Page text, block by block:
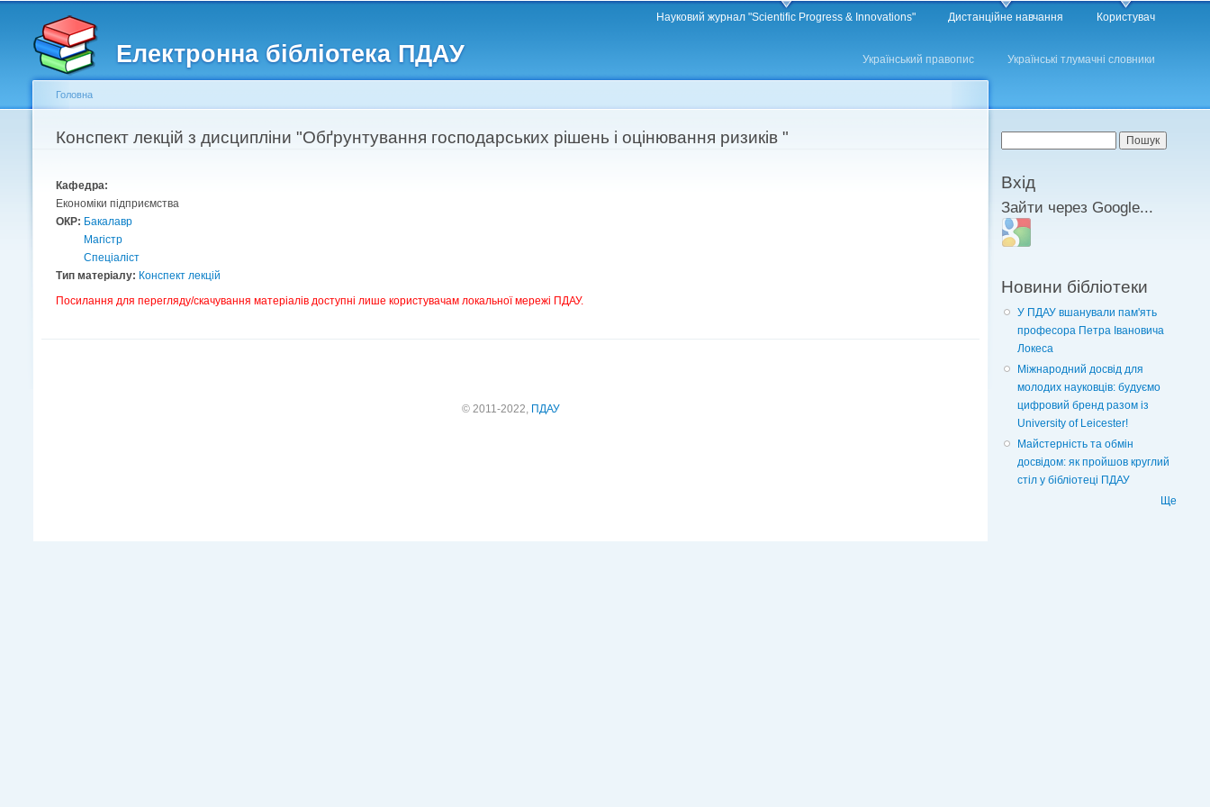
Електронна бібліотека ПДАУ
Головне меню Науковий журнал "Scientific Progress & Innovations" Дистанційне навчання Користувач
Другорядне меню
Український правопис Українські тлумачні словники
Ви є тут
Головна
Конспект лекцій з дисципліни "Обґрунтування господарських рішень і оцінювання ризиків "
Кафедра:
Економіки підприємства
ОКР: Бакалавр
Магістр
Спеціаліст
Тип матеріалу: Конспект лекцій
Посилання для перегляду/скачування матеріалів доступні лише користувачам локальної мережі ПДАУ.
© 2011-2022, ПДАУ
Пошукова форма
Вхід
Зайти через Google...
Login with Google
Новини бібліотеки
У ПДАУ вшанували пам'ять
професора Петра Івановича
Локеса
Міжнародний досвід для
молодих науковців: будуємо
цифровий бренд разом із
University of Leicester!
Майстерність та обмін
досвідом: як пройшов круглий
стіл у бібліотеці ПДАУ
Ще